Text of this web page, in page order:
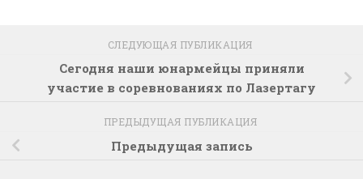
СЛЕДУЮЩАЯ ПУБЛИКАЦИЯ
Сегодня наши юнармейцы приняли
участие в соревнованиях по Лазертагу
ПРЕДЫДУЩАЯ ПУБЛИКАЦИЯ
Предыдущая запись